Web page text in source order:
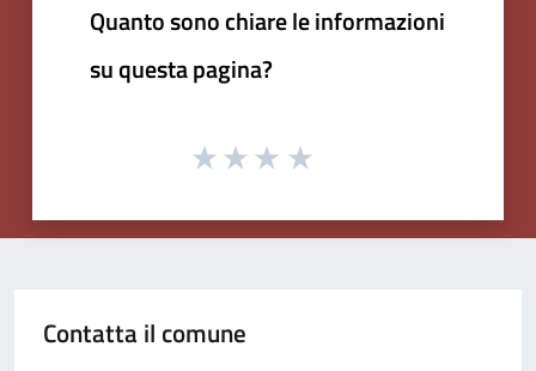
Quanto sono chiare le informazioni
su questa pagina?
Contatta il comune